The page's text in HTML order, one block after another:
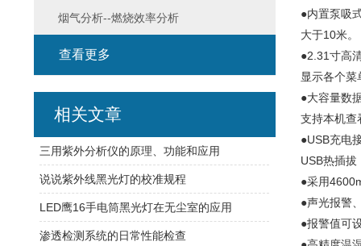
●内置泵吸
大于10米。
●2.31寸高
显示各个菜
●大容量数
支持本机查
●USB充电
USB热插
●采用
●声光报警
●报警值可
烟气分析--燃烧效率分析
查看更多
相关文章
三用紫外分析仪的原理、功能和应用
说说紫外线黑光灯的校准规程
LED鹰16手电筒黑光灯在无尘室的应用
渗透检测系统的日常性能检查